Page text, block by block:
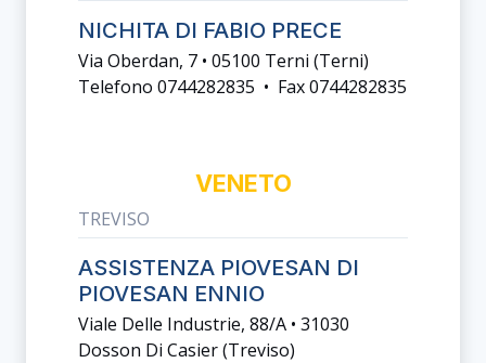
NICHITA DI FABIO PRECE
Via Oberdan, 7 • 05100 Terni (terni)
Telefono 0744282835 • Fax 0744282835
VENETO
TREVISO
ASSISTENZA PIOVESAN DI
PIOVESAN ENNIO
Viale Delle Industrie, 88/a • 31030
Dosson Di Casier (treviso)